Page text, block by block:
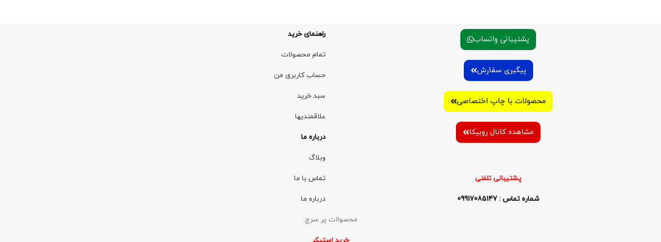
پشتیبانی واتساب
پیگیری سفارش
محصولات با چاپ اختصاصی
مشاهده کانال روبیکا
پشتیبانی تلفنی
شماره تماس : 09917085147
راهنمای خرید
تمام محصولات
حساب کاربری من
سبد خرید
علاقمندیها
درباره ما
وبلاگ
تماس با ما
درباره ما
محصولات پر سرچ: